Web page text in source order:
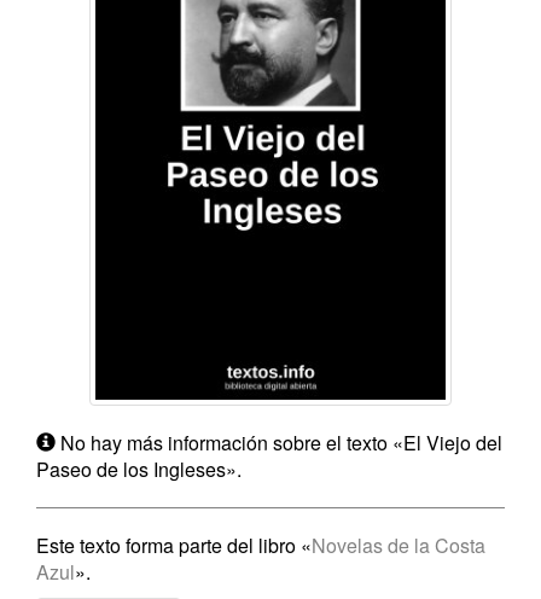
No hay más información sobre el texto «El Viejo del
Paseo de los Ingleses».
Este texto forma parte del libro «Novelas de la Costa
Azul».